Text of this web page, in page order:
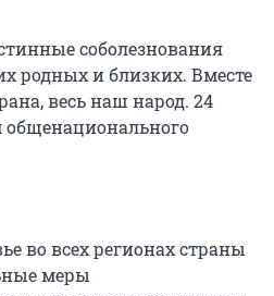
соболезнования
родных и близких. Вместе
весь наш народ. 24
во всех регионах страны
меры